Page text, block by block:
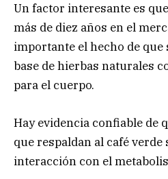
Un factor interesante es
más de diez años en el
importante el hecho de que
base de hierbas naturales
para el cuerpo.
Hay evidencia confiable de
que respaldan al café
interacción con el